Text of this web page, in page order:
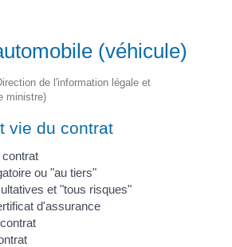
(véhicule)
de l'information légale et
ministre)
vie du contrat
ou "au tiers"
et "tous risques"
d'assurance